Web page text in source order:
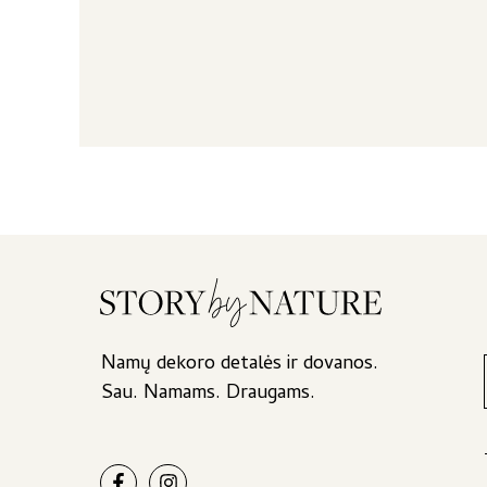
Namų dekoro detalės ir dovanos.
Sau. Namams. Draugams.